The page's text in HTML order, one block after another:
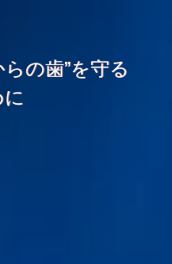
の歯”を守る